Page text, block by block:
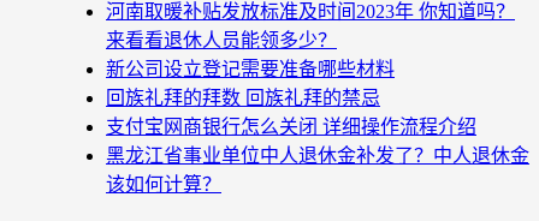
河南取暖补贴发放标准及时间2023年 你知道吗？
来看看退休人员能领多少？
新公司设立登记需要准备哪些材料
回族礼拜的拜数 回族礼拜的禁忌
支付宝网商银行怎么关闭 详细操作流程介绍
黑龙江省事业单位中人退休金补发了？中人退休金
该如何计算？